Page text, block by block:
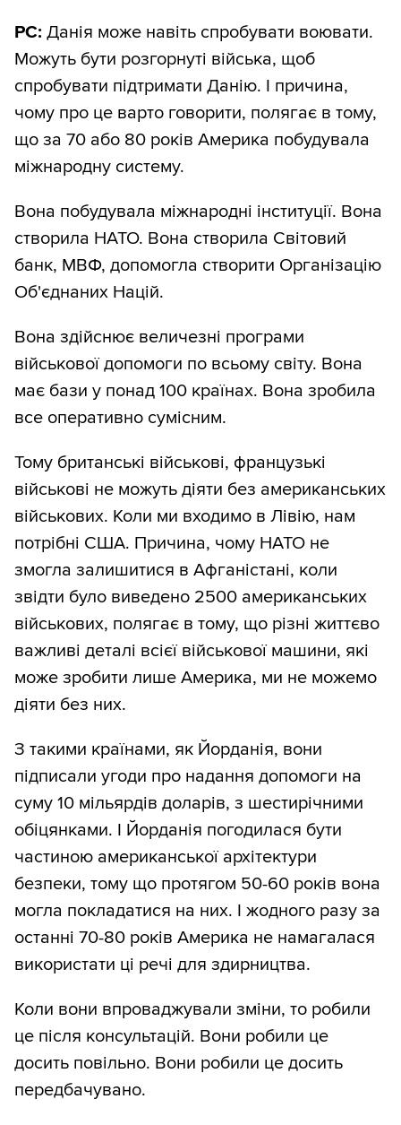
РС: Данія може навіть спробувати воювати.
Можуть бути розгорнуті війська, щоб
спробувати підтримати Данію. І причина,
чому про це варто говорити, полягає в тому,
що за 70 або 80 років Америка побудувала
міжнародну систему.
Вона побудувала міжнародні інституції. Вона
створила НАТО. Вона створила Світовий
банк, МВФ, допомогла створити Організацію
Об'єднаних Націй.
Вона здійснює величезні програми
військової допомоги по всьому світу. Вона
має бази у понад 100 країнах. Вона зробила
все оперативно сумісним.
Тому британські військові, французькі
військові не можуть діяти без американських
військових. Коли ми входимо в Лівію, нам
потрібні США. Причина, чому НАТО не
змогла залишитися в Афганістані, коли
звідти було виведено 2500 американських
військових, полягає в тому, що різні життєво
важливі деталі всієї військової машини, які
може зробити лише Америка, ми не можемо
діяти без них.
З такими країнами, як Йорданія, вони
підписали угоди про надання допомоги на
суму 10 мільярдів доларів, з шестирічними
обіцянками. І Йорданія погодилася бути
частиною американської архітектури
безпеки, тому що протягом 50-60 років вона
могла покладатися на них. І жодного разу за
останні 70-80 років Америка не намагалася
використати ці речі для здирництва.
Коли вони впроваджували зміни, то робили
це після консультацій. Вони робили це
досить повільно. Вони робили це досить
передбачувано.